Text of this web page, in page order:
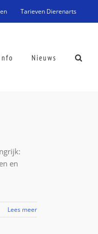
Tarieven Dierenarts
Nieuws
en
Lees meer